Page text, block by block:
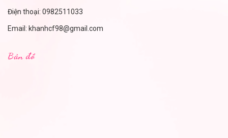
Điện thoại: 0982511033
Email: khanhcf98@gmail.com
Bản đồ